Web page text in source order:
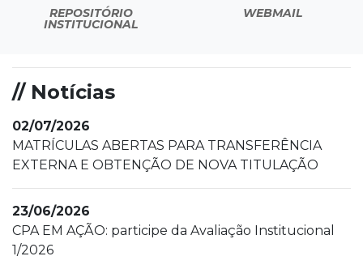
REPOSITÓRIO
INSTITUCIONAL
WEBMAIL
// Notícias
02/07/2026
MATRÍCULAS ABERTAS PARA TRANSFERÊNCIA
EXTERNA E OBTENÇÃO DE NOVA TITULAÇÃO
23/06/2026
CPA EM AÇÃO: participe da Avaliação Institucional
1/2026